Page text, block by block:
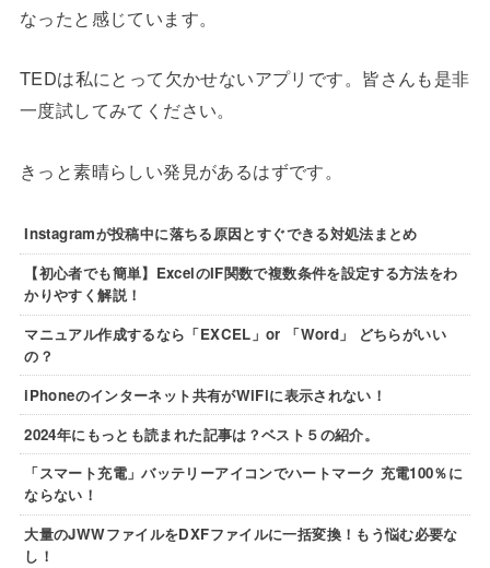
なったと感じています。
TEDは私にとって欠かせないアプリです。皆さんも是非
一度試してみてください。
きっと素晴らしい発見があるはずです。
Instagramが投稿中に落ちる原因とすぐできる対処法まとめ
【初心者でも簡単】ExcelのIF関数で複数条件を設定する方法をわ
かりやすく解説！
マニュアル作成するなら「EXCEL」or 「Word」 どちらがいい
の？
iPhoneのインターネット共有がWiFiに表示されない！
2024年にもっとも読まれた記事は？ベスト５の紹介。
「スマート充電」バッテリーアイコンでハートマーク 充電100％に
ならない！
大量のJWWファイルをDXFファイルに一括変換！もう悩む必要な
し！